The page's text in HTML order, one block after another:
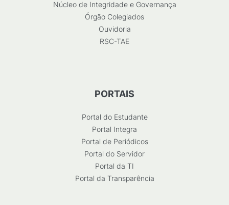
Núcleo de Integridade e Governança
Órgão Colegiados
Ouvidoria
RSC-TAE
PORTAIS
Portal do Estudante
Portal Integra
Portal de Periódicos
Portal do Servidor
Portal da TI
Portal da Transparência